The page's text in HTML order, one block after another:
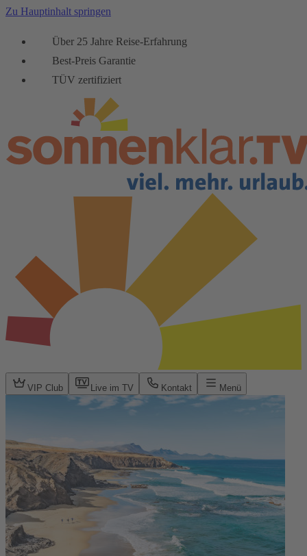
Zu Hauptinhalt springen
Über 25 Jahre Reise-Erfahrung
Best-Preis Garantie
TÜV zertifiziert
VIP Club Live im TV Kontakt Menü